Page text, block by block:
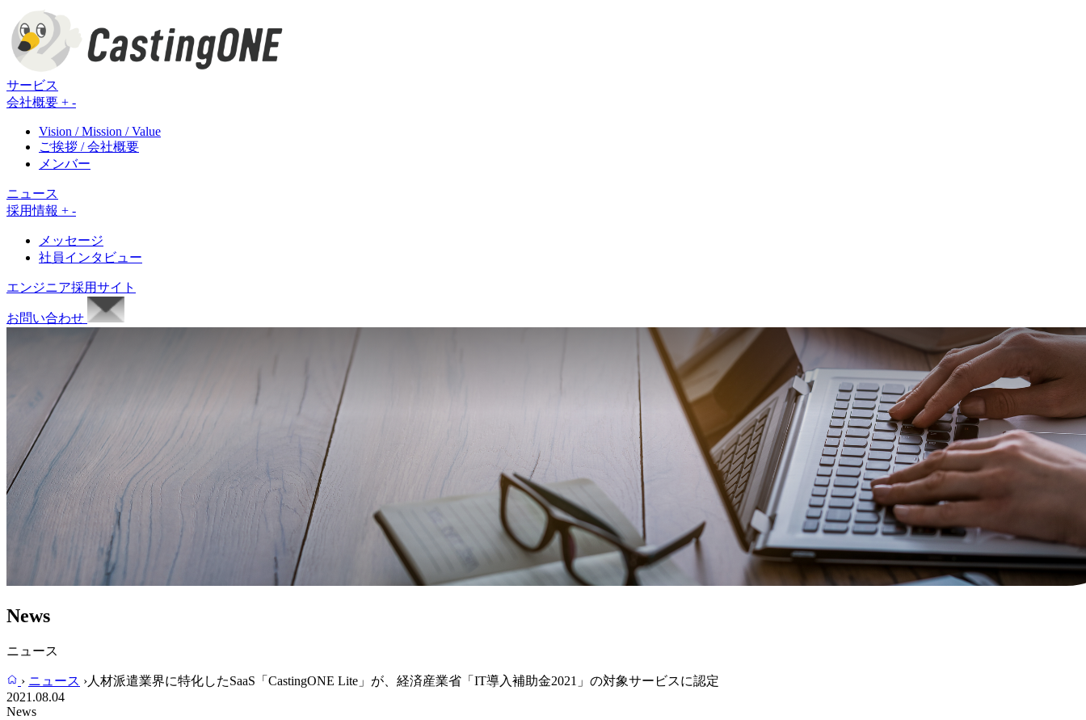
サービス
会社概要 + -
Vision / Mission / Value
ご挨拶 / 会社概要
メンバー
ニュース
採用情報 + -
メッセージ
社員インタビュー
エンジニア採用サイト
お問い合わせ
News
ニュース
› ニュース ›人材派遣業界に特化したSaaS「CastingONE Lite」が、経済産業省「IT導入補助金2021」の対象サービスに認定
2021.08.04
News